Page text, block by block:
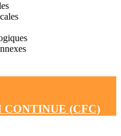
CONTINUE (CFC)